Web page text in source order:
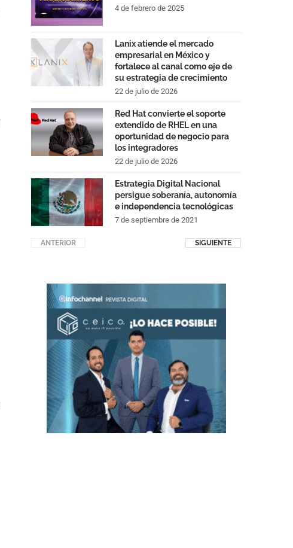
4 de febrero de 2025
Lanix atiende el mercado
empresarial en México y
fortalece al canal como eje de
su estrategia de crecimiento
22 de julio de 2026
Red Hat convierte el soporte
extendido de RHEL en una
oportunidad de negocio para
los integradores
22 de julio de 2026
Estrategia Digital Nacional
persigue soberanía, autonomía
e independencia tecnológicas
7 de septiembre de 2021
ANTERIOR SIGUIENTE